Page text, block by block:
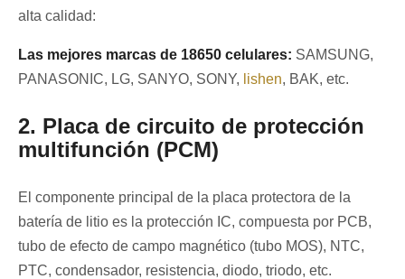
alta calidad:
Las mejores marcas de 18650 celulares: SAMSUNG,
PANASONIC, LG, SANYO, SONY, lishen, BAK, etc.
2. Placa de circuito de protección
multifunción (PCM)
El componente principal de la placa protectora de la
batería de litio es la protección IC, compuesta por PCB,
tubo de efecto de campo magnético (tubo MOS), NTC,
PTC, condensador, resistencia, diodo, triodo, etc.